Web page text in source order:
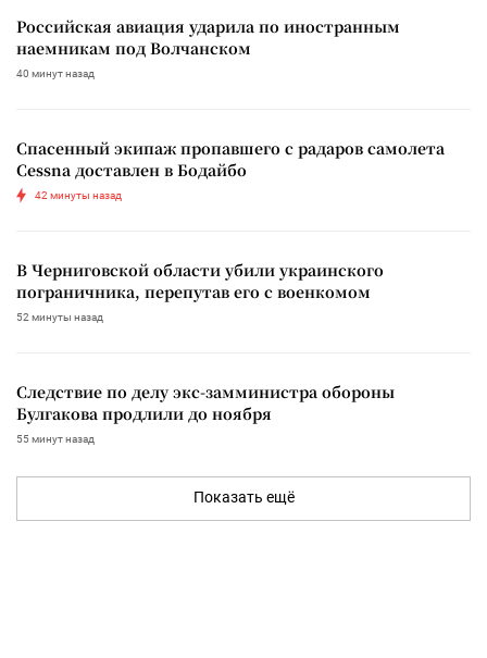
Российская авиация ударила по иностранным
наемникам под Волчанском
40 минут назад
Спасенный экипаж пропавшего с радаров самолета
Cessna доставлен в Бодайбо
42 минуты назад
В Черниговской области убили украинского
пограничника, перепутав его с военкомом
52 минуты назад
Следствие по делу экс-замминистра обороны
Булгакова продлили до ноября
55 минут назад
Показать ещё